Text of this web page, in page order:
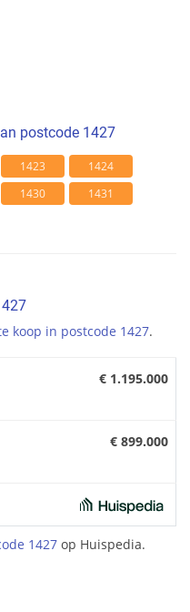
postcode 1427
1423
1424
1430 1431
koop in postcode 1427.
€ 1.195.000
€ 899.000
1427 op Huispedia.